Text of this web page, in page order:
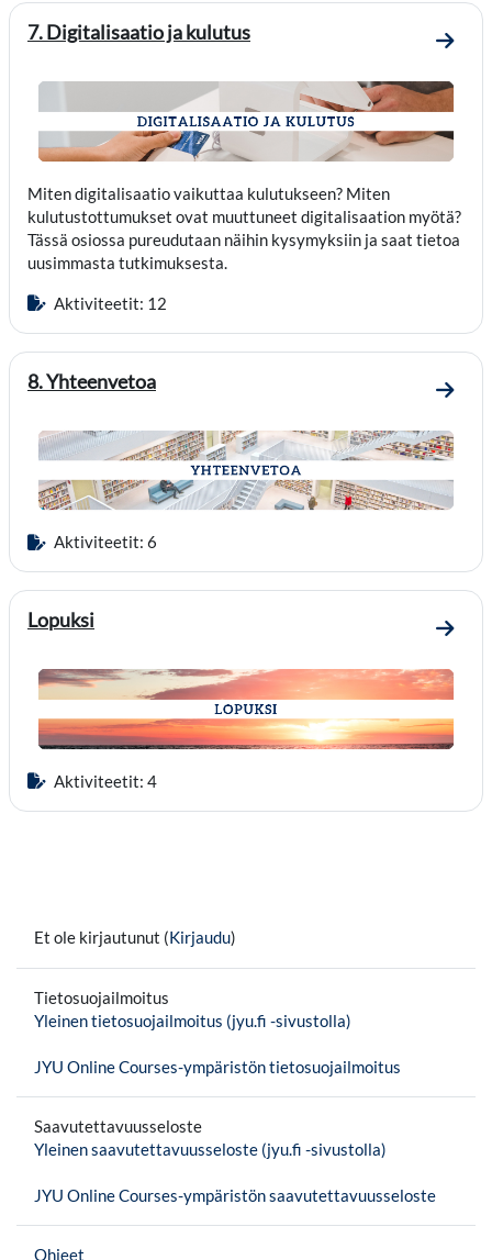
7. Digitalisaatio ja kulutus
Mene
Miten digitalisaatio vaikuttaa kulutukseen? Miten
kulutustottumukset ovat muuttuneet digitalisaation myötä?
Tässä osiossa pureudutaan näihin kysymyksiin ja saat tietoa
uusimmasta tutkimuksesta.
Aktiviteetit: 12
8. Yhteenvetoa
Mene
Aktiviteetit: 6
Lopuksi
Mene
Aktiviteetit: 4
Et ole kirjautunut (Kirjaudu)
Tietosuojailmoitus
Yleinen tietosuojailmoitus (jyu.fi -sivustolla)
JYU Online Courses-ympäristön tietosuojailmoitus
Saavutettavuusseloste
Yleinen saavutettavuusseloste (jyu.fi -sivustolla)
JYU Online Courses-ympäristön saavutettavuusseloste
Ohjeet